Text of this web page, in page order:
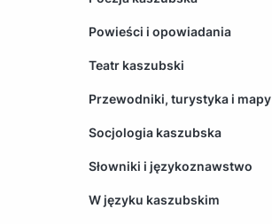
Powieści i opowiadania
Teatr kaszubski
Przewodniki, turystyka i mapy
Socjologia kaszubska
Słowniki i językoznawstwo
W języku kaszubskim